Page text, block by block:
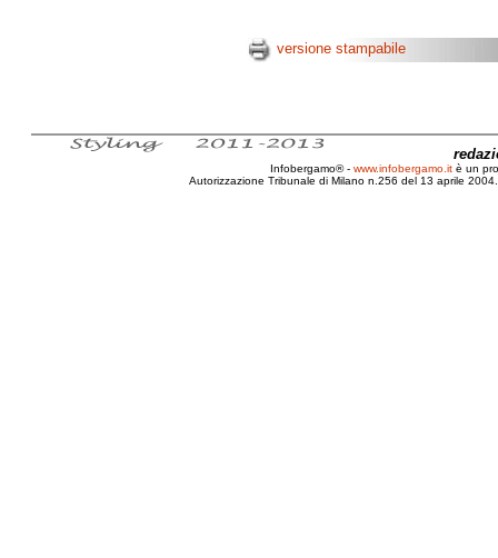
versione stampabile
Infobergamo® - www.infobergamo.it è un
Autorizzazione Tribunale di Milano n.256 del 13 aprile